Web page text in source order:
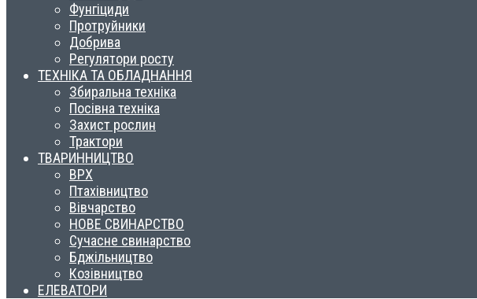
Фунгіциди
Протруйники
Добрива
Регулятори росту
ТЕХНІКА ТА ОБЛАДНАННЯ
Збиральна техніка
Посівна техніка
Захист рослин
Трактори
ТВАРИННИЦТВО
ВРХ
Птахівництво
Вівчарство
НОВЕ СВИНАРСТВО
Сучасне свинарство
Бджільництво
Козівництво
ЕЛЕВАТОРИ